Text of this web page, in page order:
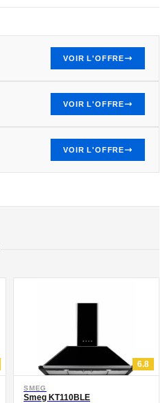
VOIR L'OFFRE
VOIR L'OFFRE
VOIR L'OFFRE
6.8
SMEG
Smeg KT110BLE